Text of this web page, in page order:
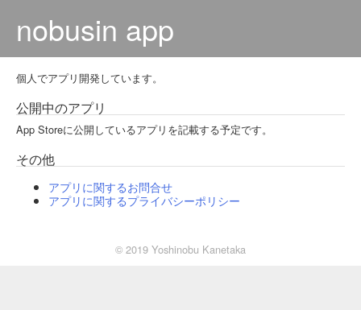
nobusin app
個人でアプリ開発しています。
公開中のアプリ
App Storeに公開しているアプリを記載する予定です。
その他
アプリに関するお問合せ
アプリに関するプライバシーポリシー
© 2019 Yoshinobu Kanetaka